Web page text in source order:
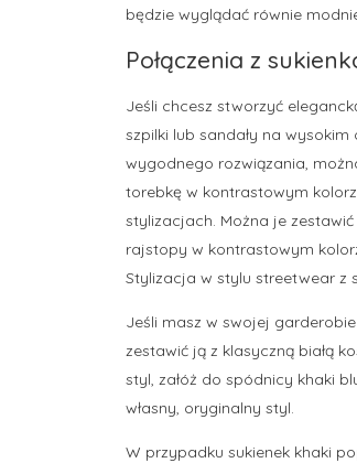
będzie wyglądać równie
Połączenia z
Jeśli chcesz stworzyć
szpilki lub sandały na
wygodnego rozwiązania,
torebkę w kontrastowym
stylizacjach. Można je
rajstopy w kontrastowym
Stylizacja w stylu streetwear z
Jeśli masz w swojej
zestawić ją z klasyczną białą
styl, załóż do spódnicy khaki
własny, oryginalny styl.
W przypadku sukienek khaki